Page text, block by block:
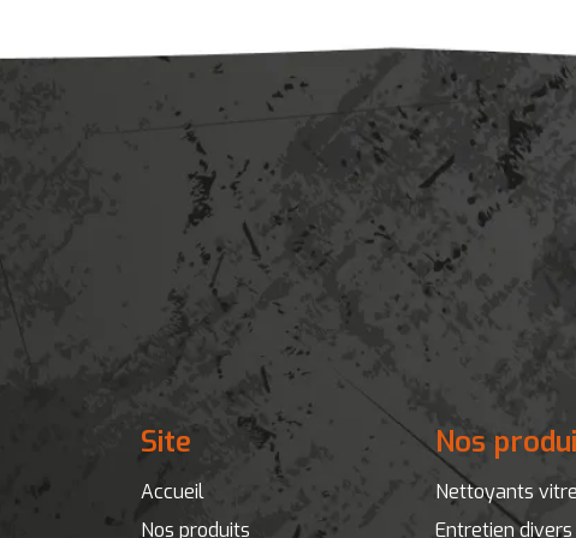
Site
Accueil
Nos produits
Nos
Nettoyants
Entretien divers